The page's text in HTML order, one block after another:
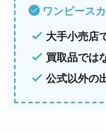
ワンピース
大手小売店
買取品では
公式以外の